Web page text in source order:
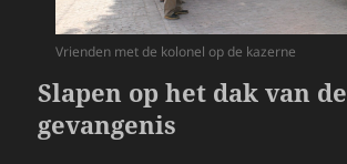
Vrienden met de kolonel op de kazerne
Slapen op het dak van de
gevangenis